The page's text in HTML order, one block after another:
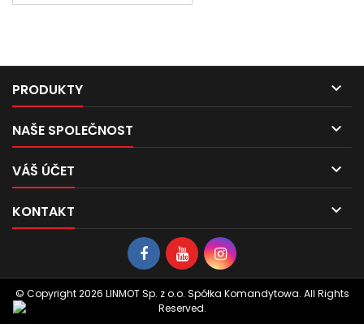
PRODUKTY 
NAŠE SPOLEČNOST 
VÁŠ ÚČET 
KONTAKT 
© Copyright 2026 LINMOT Sp. z o.o. Spółka Komandytowa. All Rights
Reserved.